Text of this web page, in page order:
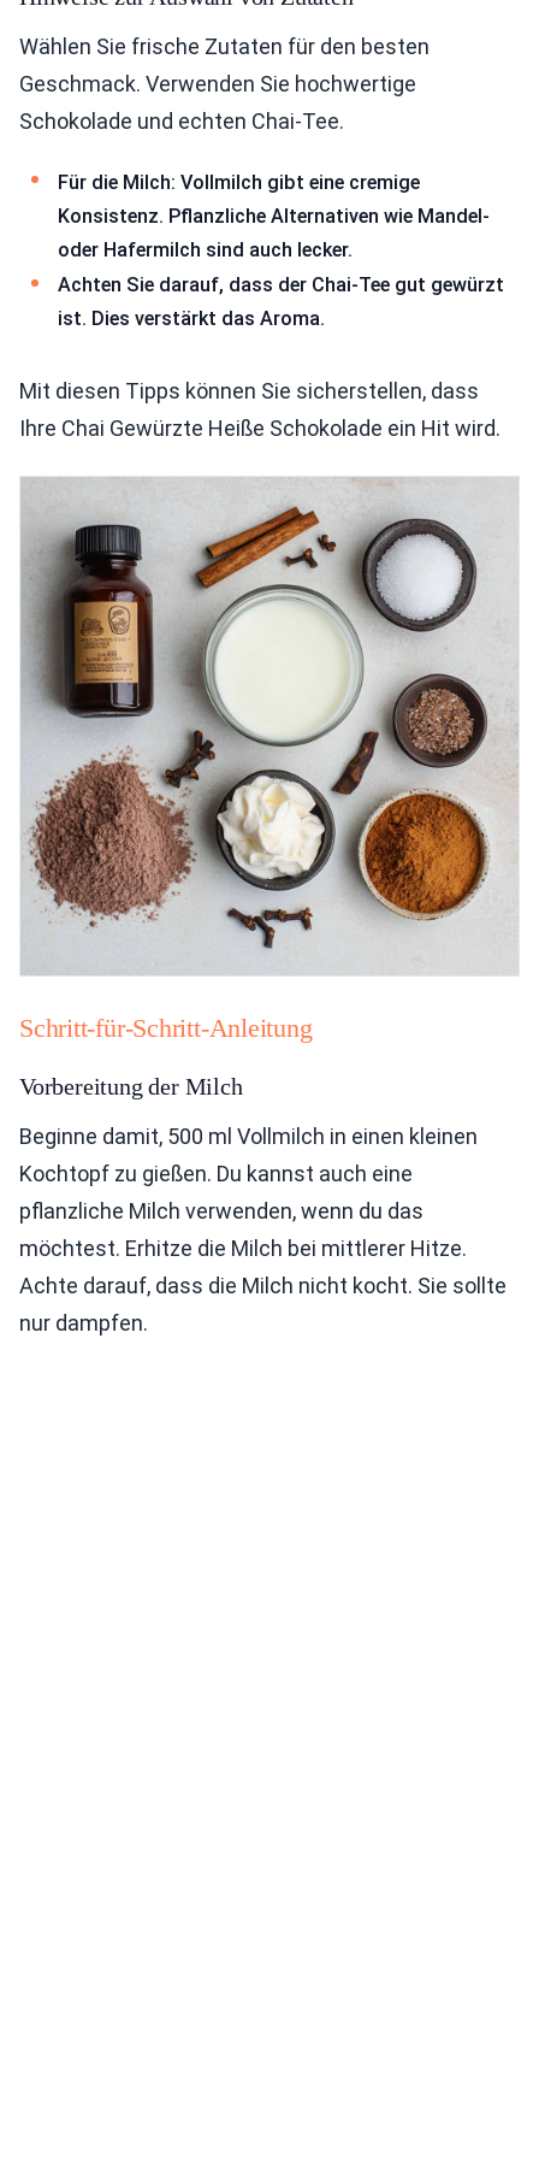
Wählen Sie frische Zutaten für den besten
Geschmack. Verwenden Sie hochwertige
Schokolade und echten Chai-Tee.
Für die Milch: Vollmilch gibt eine cremige
Konsistenz. Pflanzliche Alternativen wie Mandel-
oder Hafermilch sind auch lecker.
Achten Sie darauf, dass der Chai-Tee gut gewürzt
ist. Dies verstärkt das Aroma.
Mit diesen Tipps können Sie sicherstellen, dass
Ihre Chai Gewürzte Heiße Schokolade ein Hit wird.
Schritt-für-Schritt-Anleitung
Vorbereitung der Milch
Beginne damit, 500 ml Vollmilch in einen kleinen
Kochtopf zu gießen. Du kannst auch eine
pflanzliche Milch verwenden, wenn du das
möchtest. Erhitze die Milch bei mittlerer Hitze.
Achte darauf, dass die Milch nicht kocht. Sie sollte
nur dampfen.